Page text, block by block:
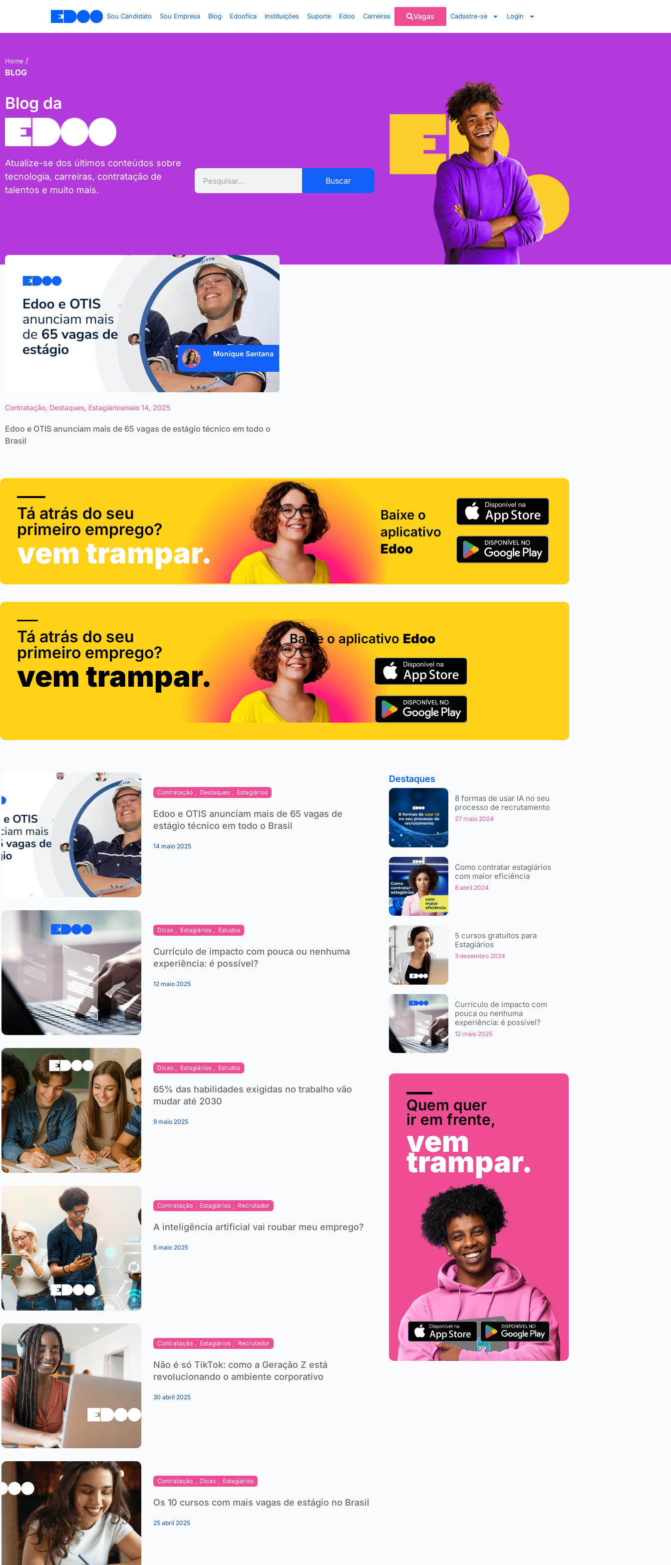
Sou Candidato Sou Empresa Blog Edoofica Instituições Suporte Edoo Carreiras Vagas Cadastre-se Login
Home /
BLOG
Blog da
Atualize-se dos últimos conteúdos sobre
tecnologia, carreiras, contratação de
talentos e muito mais.
Buscar
Monique Santana
Contratação, Destaques, Estagiáriosmaio 14, 2025
Edoo e OTIS anunciam mais de 65 vagas de estágio técnico em todo o
Brasil
Tá atrás do seu
primeiro emprego?
vem trampar.
Baixe o
aplicativo
Edoo
Tá atrás do seu
primeiro emprego?
vem trampar.
Baixe o aplicativo Edoo
Contratação Destaques Estagiários
Edoo e OTIS anunciam mais de 65 vagas de
estágio técnico em todo o Brasil
14 maio 2025
Dicas Estagiários Estudos
Currículo de impacto com pouca ou nenhuma
experiência: é possível?
12 maio 2025
Dicas Estagiários Estudos
65% das habilidades exigidas no trabalho vão
mudar até 2030
9 maio 2025
Contratação Estagiários Recrutador
A inteligência artificial vai roubar meu emprego?
5 maio 2025
Contratação Estagiários Recrutador
Não é só TikTok: como a Geração Z está
revolucionando o ambiente corporativo
30 abril 2025
Contratação Dicas Estagiários
Os 10 cursos com mais vagas de estágio no Brasil
25 abril 2025
Destaques
8 formas de usar IA no seu
processo de recrutamento
27 maio 2024
Como contratar estagiários
com maior eficiência
8 abril 2024
5 cursos gratuitos para
Estagiários
3 dezembro 2024
Currículo de impacto com
pouca ou nenhuma
experiência: é possível?
12 maio 2025
Quem quer
ir em frente,
vem
trampar.